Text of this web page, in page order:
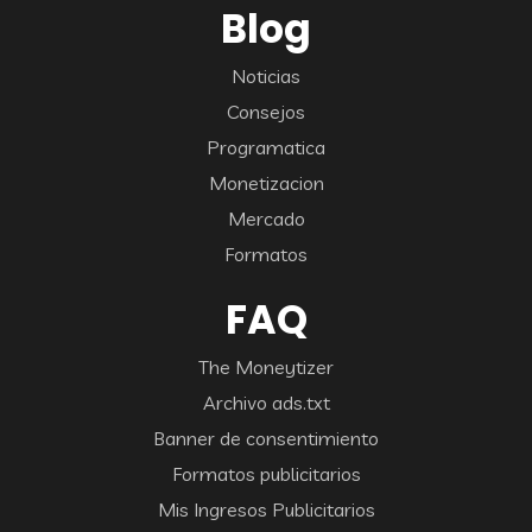
Blog
Noticias
Consejos
Programatica
Monetizacion
Mercado
Formatos
FAQ
The Moneytizer
Archivo ads.txt
Banner de consentimiento
Formatos publicitarios
Mis Ingresos Publicitarios